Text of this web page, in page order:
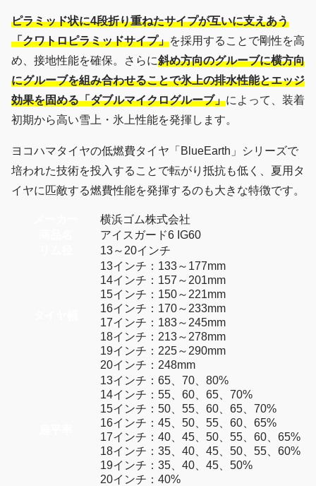
ピラミッド状に4段折り重ねたサイプが互いに支えあう
「クワトロピラミッドサイプ」を採用することで剛性を高
め、接地性能を確保。さらに斜め方向のグルーブに横方向
にグルーブを組み合わせることで氷上の排水性能とエッジ
効果を固める「ダブルマイクログルーブ」によって、装着
初期から高い雪上・氷上性能を発揮します。
ヨコハマタイヤの低燃費タイヤ「BlueEarth」シリーズで
培われた技術を投入することで転がり抵抗も低く、夏用タ
イヤに匹敵する燃費性能を発揮するのも大きな特徴です。
横浜ゴム株式会社
アイスガード6 IG60
13～20インチ
13インチ：133～177mm
14インチ：157～201mm
15インチ：150～221mm
16インチ：170～233mm
17インチ：183～245mm
18インチ：213～278mm
19インチ：225～290mm
20インチ：248mm
13インチ：65、70、80%
14インチ：55、60、65、70%
15インチ：50、55、60、65、70%
16インチ：45、50、55、60、65%
17インチ：40、45、50、55、60、65%
18インチ：35、40、45、50、55、60%
19インチ：35、40、45、50%
20インチ：40%